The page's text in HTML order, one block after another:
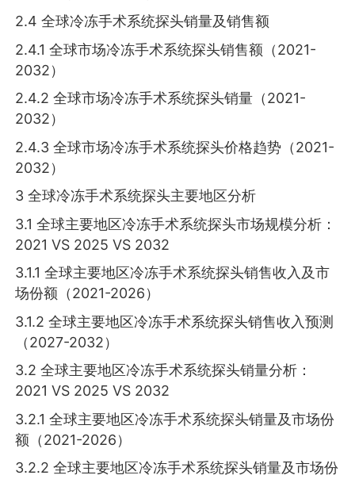
2.4 全球冷冻手术系统探头销量及销售额
2.4.1 全球市场冷冻手术系统探头销售额（2021-
2032）
2.4.2 全球市场冷冻手术系统探头销量（2021-
2032）
2.4.3 全球市场冷冻手术系统探头价格趋势（2021-
2032）
3 全球冷冻手术系统探头主要地区分析
3.1 全球主要地区冷冻手术系统探头市场规模分析：
2021 VS 2025 VS 2032
3.1.1 全球主要地区冷冻手术系统探头销售收入及市
场份额（2021-2026）
3.1.2 全球主要地区冷冻手术系统探头销售收入预测
（2027-2032）
3.2 全球主要地区冷冻手术系统探头销量分析：
2021 VS 2025 VS 2032
3.2.1 全球主要地区冷冻手术系统探头销量及市场份
额（2021-2026）
3.2.2 全球主要地区冷冻手术系统探头销量及市场份